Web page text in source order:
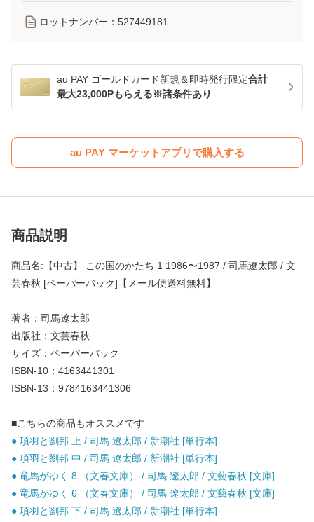
ロットナンバー： 527449181
au PAY ゴールドカード新規＆即時発行限定合計
最大23,000Pもらえる※諸条件あり
au PAY マーケットアプリで購入する
商品説明
商品名:【中古】 この国のかたち 1 1986〜1987 / 司馬遼太郎 / 文
芸春秋 [ペーパーバック]【メール便送料無料】
著者：司馬遼太郎
出版社：文芸春秋
サイズ：ペーパーバック
ISBN-10：4163441301
ISBN-13：9784163441306
■こちらの商品もオススメです
● 項羽と劉邦 上 / 司馬 遼太郎 / 新潮社 [単行本]
● 項羽と劉邦 中 / 司馬 遼太郎 / 新潮社 [単行本]
● 竜馬がゆく 8 （文春文庫） / 司馬 遼太郎 / 文藝春秋 [文庫]
● 竜馬がゆく 6 （文春文庫） / 司馬 遼太郎 / 文藝春秋 [文庫]
● 項羽と劉邦 下 / 司馬 遼太郎 / 新潮社 [単行本]